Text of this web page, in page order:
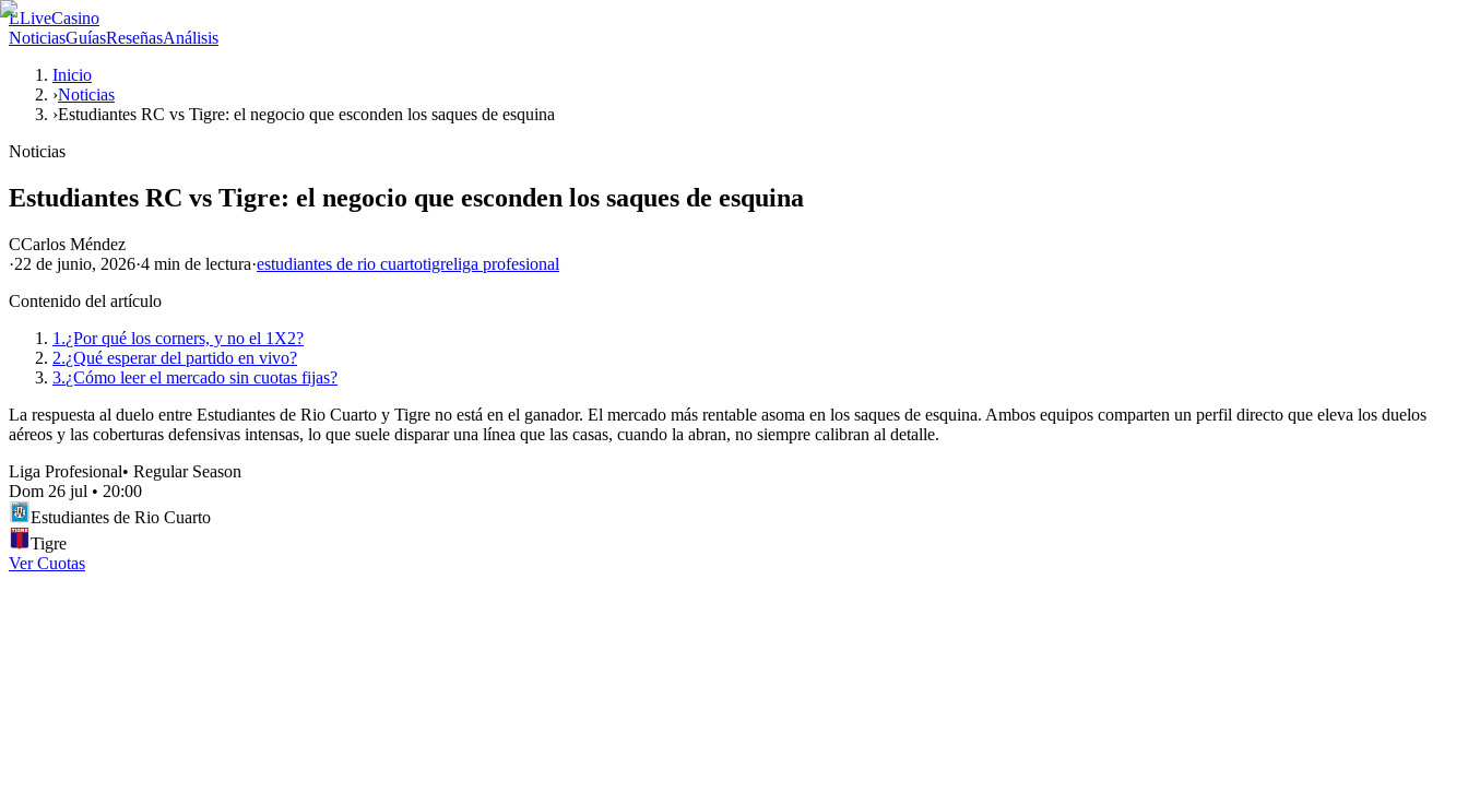
LLiveCasino
NoticiasGuíasReseñasAnálisis
Inicio
›Noticias
›Estudiantes RC vs Tigre: el negocio que esconden los saques de esquina
Noticias
Estudiantes RC vs Tigre: el negocio que esconden los saques de esquina
CCarlos Méndez
·22 de junio, 2026·4 min de lectura·estudiantes de rio cuartotigreliga profesional
Contenido del artículo
1.¿Por qué los corners, y no el 1X2?
2.¿Qué esperar del partido en vivo?
3.¿Cómo leer el mercado sin cuotas fijas?
La respuesta al duelo entre Estudiantes de Rio Cuarto y Tigre no está en el ganador. El mercado más rentable asoma en los saques de esquina. Ambos equipos comparten un perfil directo que eleva los duelos
aéreos y las coberturas defensivas intensas, lo que suele disparar una línea que las casas, cuando la abran, no siempre calibran al detalle.
Liga Profesional• Regular Season
Dom 26 jul • 20:00
Estudiantes de Rio Cuarto
Tigre
Ver Cuotas